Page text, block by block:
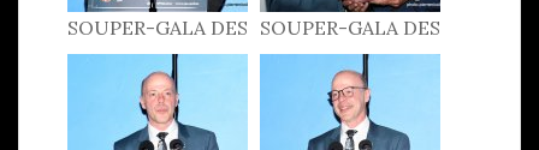
SOUPER-GALA DES
PATRIOTES 2022
SOUPER-GALA DES
PATRIOTES 2022